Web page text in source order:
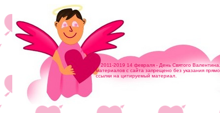
© 2011-2019 14 февраля - День Святого
материалов с сайта запрещено без указания
ссылки на цитируемый материал.